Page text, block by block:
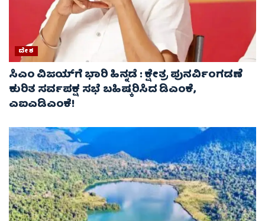
ದೇಶ
ಸಿಎಂ ವಿಜಯ್‌ಗೆ ಭಾರಿ ಹಿನ್ನಡೆ : ಕ್ಷೇತ್ರ ಪುನರ್ವಿಂಗಡಣೆ
ಕುರಿತ ಸರ್ವಪಕ್ಷ ಸಭೆ ಬಹಿಷ್ಕರಿಸಿದ ಡಿಎಂಕೆ,
ಎಐಎಡಿಎಂಕೆ!